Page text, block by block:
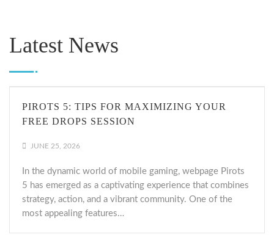
Latest News
PIROTS 5: TIPS FOR MAXIMIZING YOUR
FREE DROPS SESSION
JUNE 25, 2026
In the dynamic world of mobile gaming, webpage Pirots
5 has emerged as a captivating experience that combines
strategy, action, and a vibrant community. One of the
most appealing features…